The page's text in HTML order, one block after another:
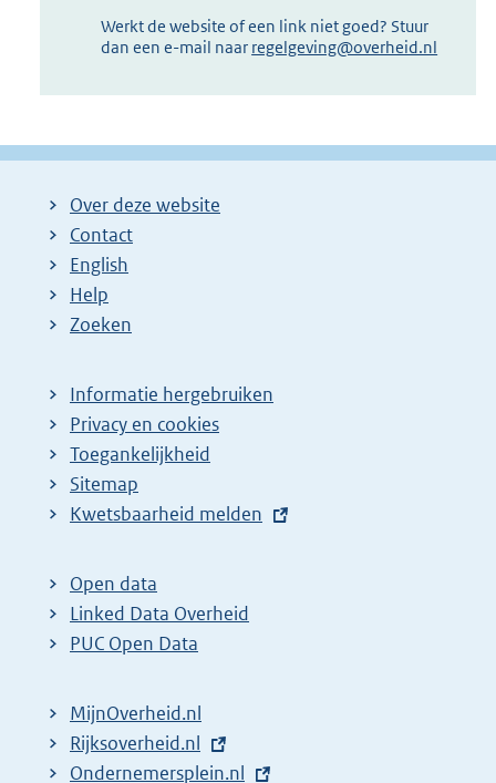
Werkt de website of een link niet goed? Stuur
dan een e-mail naar regelgeving@overheid.nl
Over deze website
Contact
English
Help
Zoeken
Informatie hergebruiken
Privacy en cookies
Toegankelijkheid
Sitemap
E
t
e
r
l
i
Kwetsbaarheid melden
Open data
Linked Data Overheid
PUC Open Data
MijnOverheid.nl
E
x
Rijksoverheid.nl
E
Ondernemersplein.nl